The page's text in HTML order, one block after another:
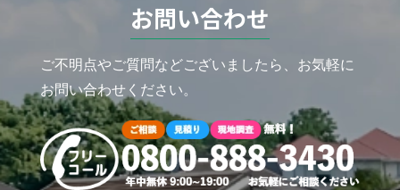
お問い合わせ
ご不明点やご質問などございましたら、お気軽に
お問い合わせください。